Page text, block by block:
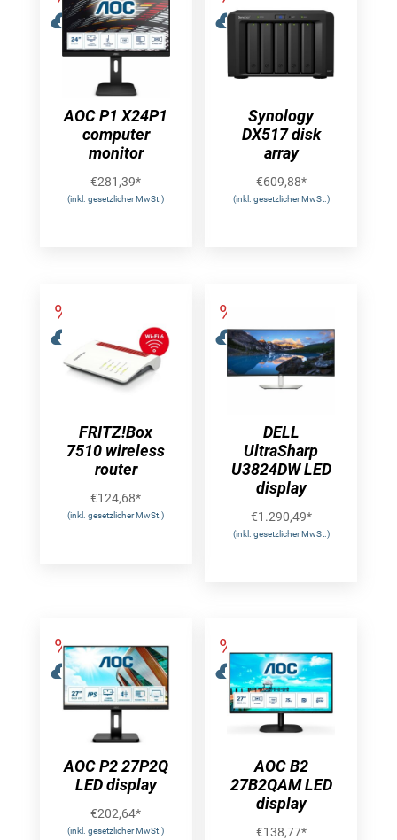
AOC P1 X24P1
computer
monitor
€281,39*
(inkl. gesetzlicher MwSt.)
Synology
DX517 disk
array
€609,88*
(inkl. gesetzlicher MwSt.)
FRITZ!Box
7510 wireless
router
€124,68*
(inkl. gesetzlicher MwSt.)
DELL
UltraSharp
U3824DW LED
display
€1.290,49*
(inkl. gesetzlicher MwSt.)
AOC P2 27P2Q
LED display
€202,64*
(inkl. gesetzlicher MwSt.)
AOC B2
27B2QAM LED
display
€138,77*